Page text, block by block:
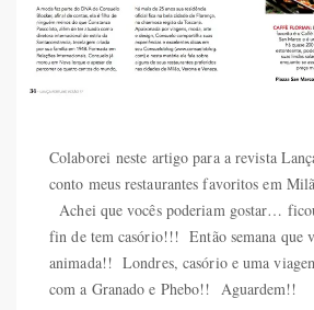
Colaborei neste artigo para a revista
conto meus restaurantes favoritos em
Achei que vocês poderiam gostar…
fin de tem casório!!! Então semana que
animada!! Londres, casório e uma
com a Granado e Phebo!! Aguardem!!